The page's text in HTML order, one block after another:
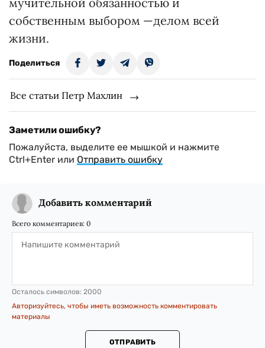
собственным выбором —делом всей
жизни.
Поделиться
Все статьи Петр Махлин
Заметили ошибку?
Пожалуйста, выделите ее мышкой и нажмите
Ctrl+Enter или Отправить ошибку
Добавить комментарий
Всего комментариев: 0
Осталось символов: 2000
Авторизуйтесь, чтобы иметь возможность комментировать
материалы
ОТПРАВИТЬ